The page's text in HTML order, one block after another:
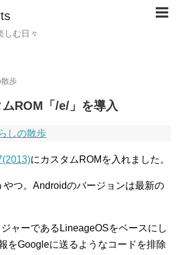
しむ日々
歩
ROM「/e/」を導入
しの散歩
にカスタムROMを入れました。
やつ。Androidのバージョンは最新の
ャーであるLineageOSをベースにし
をGoogleに送るようなコードを排除